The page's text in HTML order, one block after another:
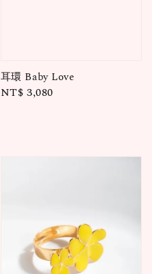
耳環 Baby Love
Regular
NT$ 3,080